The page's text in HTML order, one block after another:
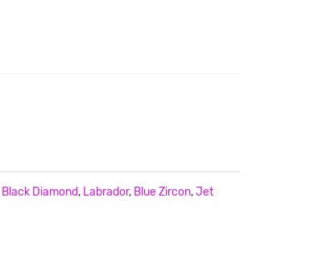
Black Diamond, Labrador, Blue Zircon,Jet